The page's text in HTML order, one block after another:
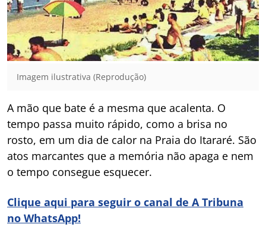
Imagem ilustrativa (Reprodução)
A mão que bate é a mesma que acalenta. O
tempo passa muito rápido, como a brisa no
rosto, em um dia de calor na Praia do Itararé. São
atos marcantes que a memória não apaga e nem
o tempo consegue esquecer.
Clique aqui para seguir o canal de A Tribuna
no WhatsApp!